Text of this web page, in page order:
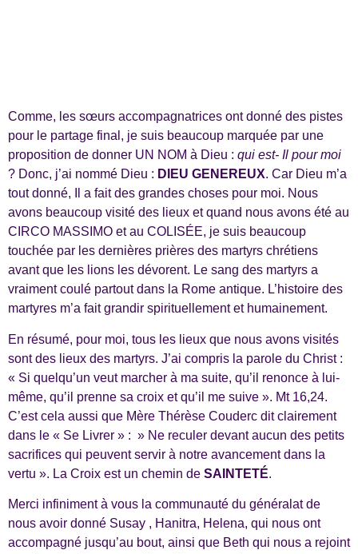
Comme, les sœurs accompagnatrices ont donné des pistes
pour le partage final, je suis beaucoup marquée par une
proposition de donner UN NOM à Dieu : qui est- Il pour moi
? Donc, j’ai nommé Dieu : DIEU GENEREUX. Car Dieu m’a
tout donné, Il a fait des grandes choses pour moi. Nous
avons beaucoup visité des lieux et quand nous avons été au
CIRCO MASSIMO et au COLISÉE, je suis beaucoup
touchée par les dernières prières des martyrs chrétiens
avant que les lions les dévorent. Le sang des martyrs a
vraiment coulé partout dans la Rome antique. L’histoire des
martyres m’a fait grandir spirituellement et humainement.
En résumé, pour moi, tous les lieux que nous avons visités
sont des lieux des martyrs. J’ai compris la parole du Christ :
« Si quelqu’un veut marcher à ma suite, qu’il renonce à lui-
même, qu’il prenne sa croix et qu’il me suive ». Mt 16,24.
C’est cela aussi que Mère Thérèse Couderc dit clairement
dans le « Se Livrer » : » Ne reculer devant aucun des petits
sacrifices qui peuvent servir à notre avancement dans la
vertu ». La Croix est un chemin de SAINTETÉ.
Merci infiniment à vous la communauté du généralat de
nous avoir donné Susay , Hanitra, Helena, qui nous ont
accompagné jusqu’au bout, ainsi que Beth qui nous a rejoint